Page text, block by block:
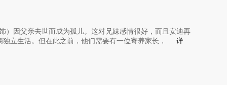
）因父亲去世而成为孤儿。这对兄妹感情很好，而且安迪再
立生活。但在此之前，他们需要有一位寄养家长， ... 详